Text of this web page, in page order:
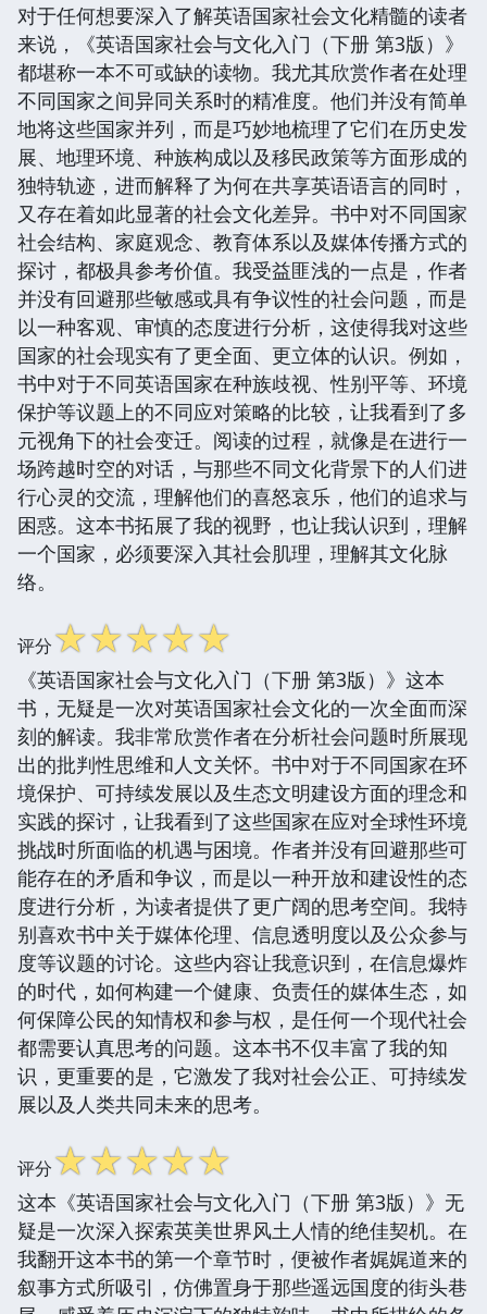
对于任何想要深入了解英语国家社会文化精髓的读者
来说，《英语国家社会与文化入门（下册 第3版）》
都堪称一本不可或缺的读物。我尤其欣赏作者在处理
不同国家之间异同关系时的精准度。他们并没有简单
地将这些国家并列，而是巧妙地梳理了它们在历史发
展、地理环境、种族构成以及移民政策等方面形成的
独特轨迹，进而解释了为何在共享英语语言的同时，
又存在着如此显著的社会文化差异。书中对不同国家
社会结构、家庭观念、教育体系以及媒体传播方式的
探讨，都极具参考价值。我受益匪浅的一点是，作者
并没有回避那些敏感或具有争议性的社会问题，而是
以一种客观、审慎的态度进行分析，这使得我对这些
国家的社会现实有了更全面、更立体的认识。例如，
书中对于不同英语国家在种族歧视、性别平等、环境
保护等议题上的不同应对策略的比较，让我看到了多
元视角下的社会变迁。阅读的过程，就像是在进行一
场跨越时空的对话，与那些不同文化背景下的人们进
行心灵的交流，理解他们的喜怒哀乐，他们的追求与
困惑。这本书拓展了我的视野，也让我认识到，理解
一个国家，必须要深入其社会肌理，理解其文化脉
络。
评分☆☆☆☆☆
《英语国家社会与文化入门（下册 第3版）》这本
书，无疑是一次对英语国家社会文化的一次全面而深
刻的解读。我非常欣赏作者在分析社会问题时所展现
出的批判性思维和人文关怀。书中对于不同国家在环
境保护、可持续发展以及生态文明建设方面的理念和
实践的探讨，让我看到了这些国家在应对全球性环境
挑战时所面临的机遇与困境。作者并没有回避那些可
能存在的矛盾和争议，而是以一种开放和建设性的态
度进行分析，为读者提供了更广阔的思考空间。我特
别喜欢书中关于媒体伦理、信息透明度以及公众参与
度等议题的讨论。这些内容让我意识到，在信息爆炸
的时代，如何构建一个健康、负责任的媒体生态，如
何保障公民的知情权和参与权，是任何一个现代社会
都需要认真思考的问题。这本书不仅丰富了我的知
识，更重要的是，它激发了我对社会公正、可持续发
展以及人类共同未来的思考。
评分☆☆☆☆☆
这本《英语国家社会与文化入门（下册 第3版）》无
疑是一次深入探索英美世界风土人情的绝佳契机。在
我翻开这本书的第一个章节时，便被作者娓娓道来的
叙事方式所吸引，仿佛置身于那些遥远国度的街头巷